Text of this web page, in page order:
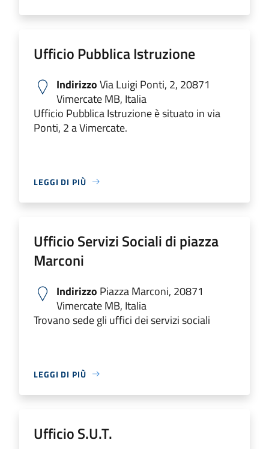
Ufficio Pubblica Istruzione
IndirizzoVia Luigi Ponti, 2, 20871
Vimercate MB, Italia
Ufficio Pubblica Istruzione è situato in via
Ponti, 2 a Vimercate.
LEGGI DI PIÙ
Ufficio Servizi Sociali di piazza
Marconi
Indirizzo Piazza Marconi, 20871
Vimercate MB, Italia
Trovano sede gli uffici dei servizi sociali
LEGGI DI PIÙ
Ufficio S.U.T.